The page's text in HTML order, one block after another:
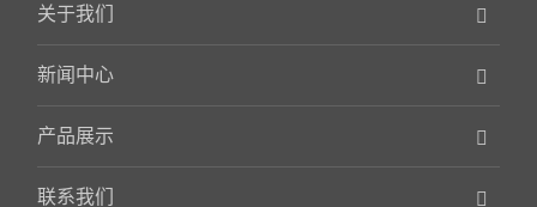
关于我们
新闻中心
产品展示
联系我们